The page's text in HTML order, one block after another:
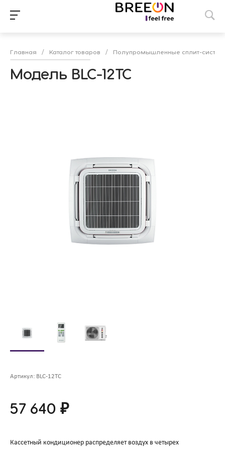
Главная / Каталог товаров / Полупромышленные сплит-
Модель BLC-12TC
Артикул: BLC-12TC
57 640 ₽
Кассетный кондиционер распределяет воздух в четырех